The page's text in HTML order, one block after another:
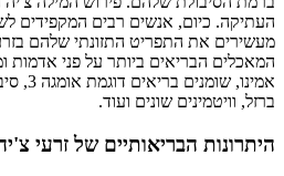
העתיקה. כיום, אנשים רבים המקפידים
מעשירים את התפריט התזונתי שלהם
המאכלים הבריאים ביותר על פני אדמות
אמינו,
ברזל, וויטמינים שונים ועוד.
היתרונות הבריאותיים של זרעי